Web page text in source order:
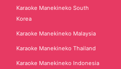
Karaoke Manekineko South
Korea
Karaoke Manekineko Malaysia
Karaoke Manekineko Thailand
Karaoke Manekineko Indonesia